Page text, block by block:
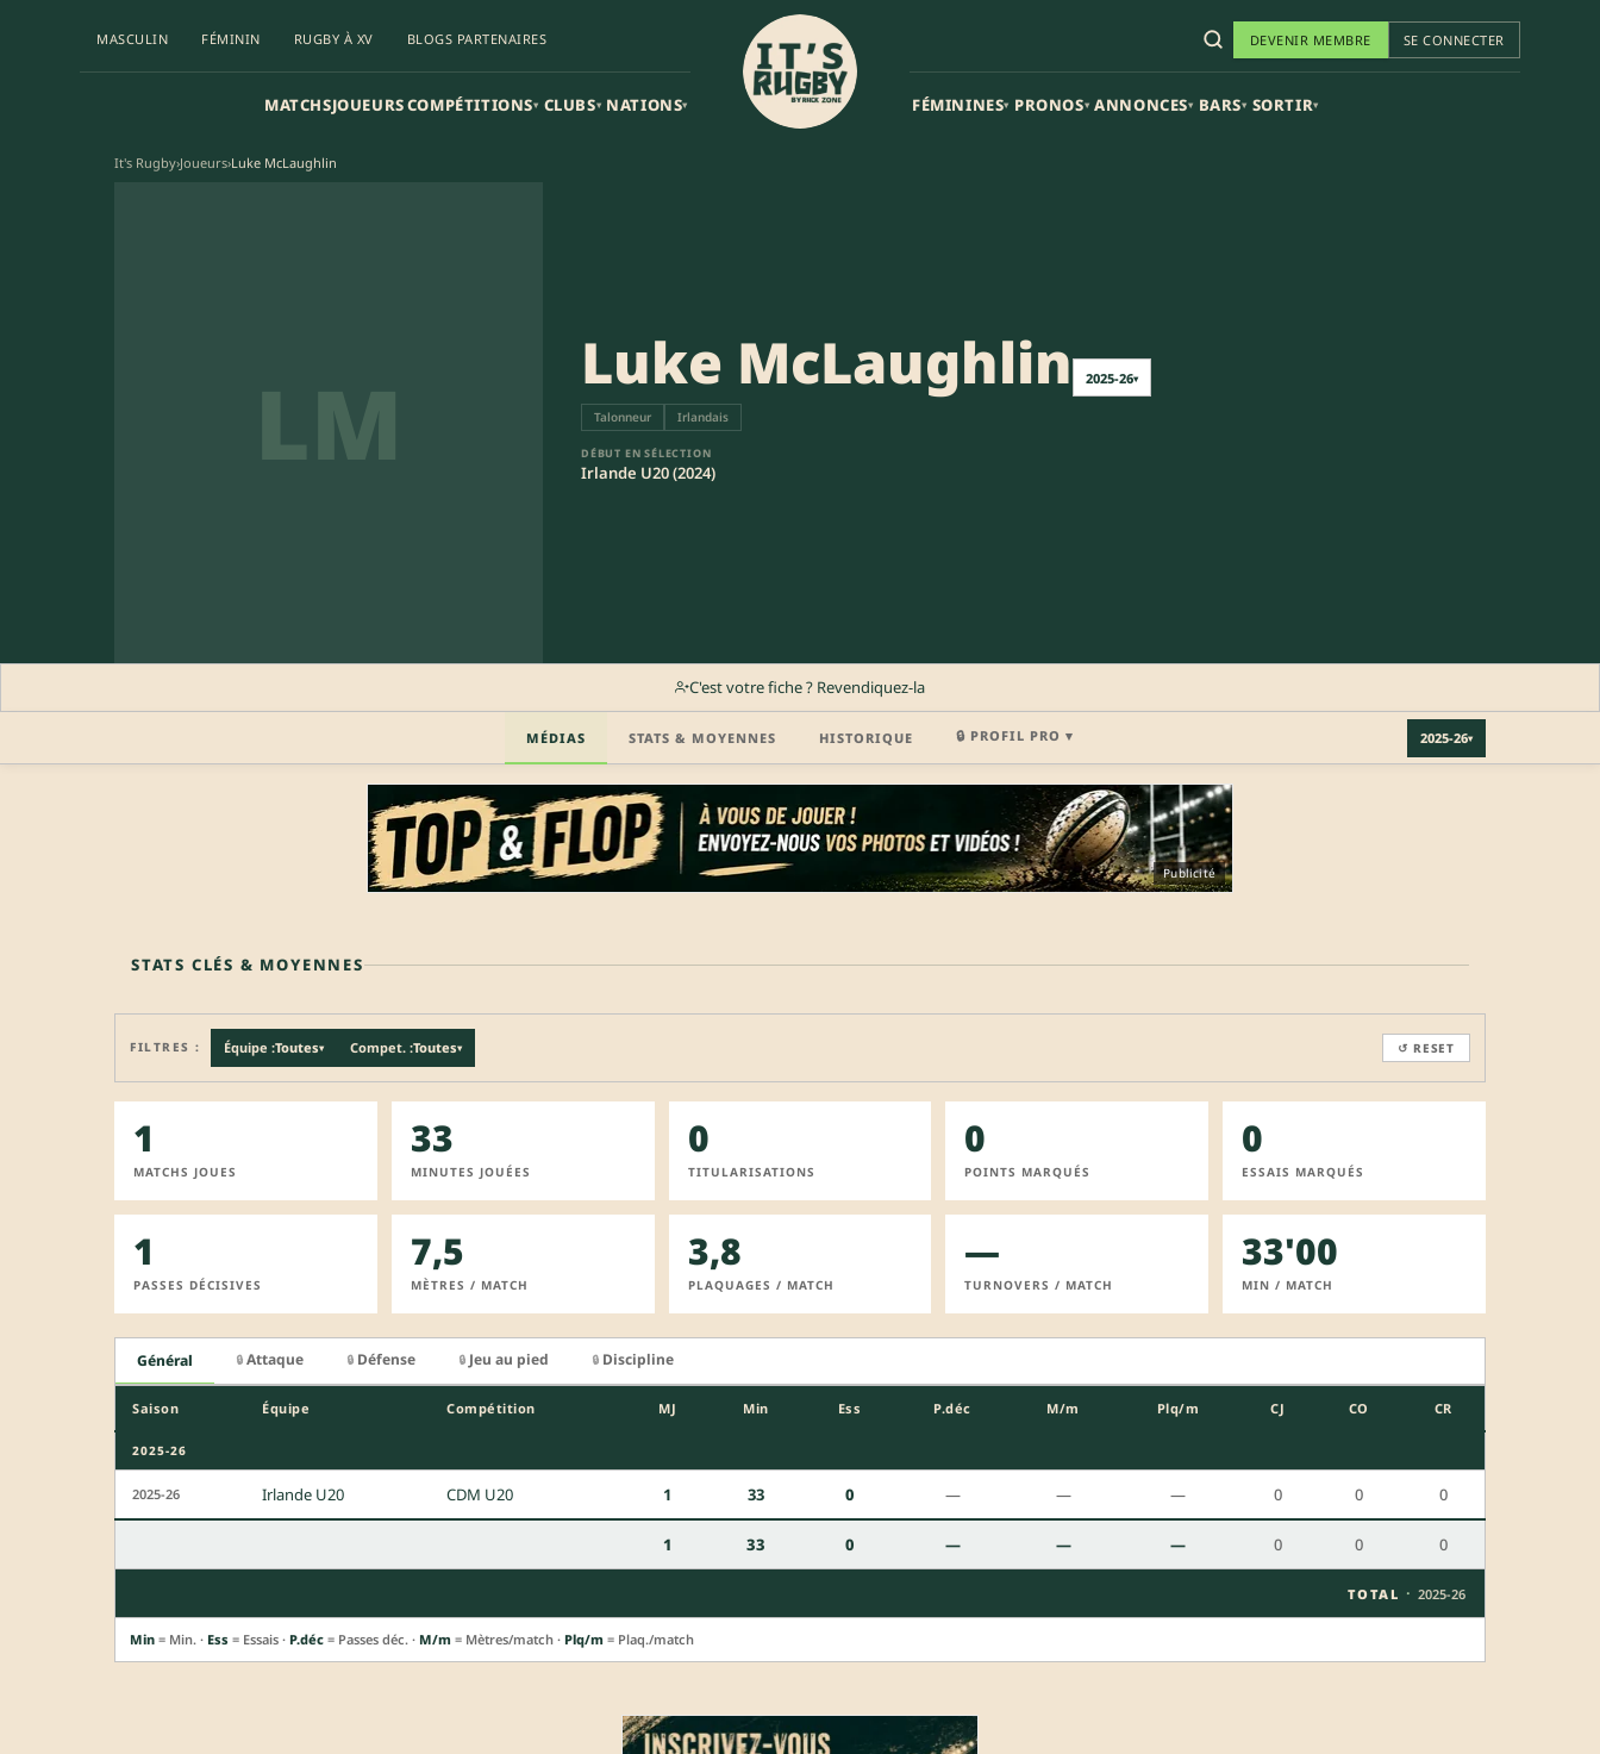
MASCULIN FÉMININ RUGBY À XV BLOGS PARTENAIRES
MATCHSJOUEURSCOMPÉTITIONS▾ CLUBS▾ NATIONS▾
DEVENIR MEMBRE SE CONNECTER
FÉMININES▾ PRONOS▾ ANNONCES▾ BARS▾ SORTIR▾
It's Rugby›Joueurs›Luke McLaughlin
LM Luke McLaughlin 2025-26▾
Talonneur Irlandais
DÉBUT EN SÉLECTION
Irlande U20 (2024)
C'est votre fiche ? Revendiquez-la
MÉDIAS STATS & MOYENNES HISTORIQUE 🔒 PROFIL PRO ▾ 2025-26▾
Profil pro · Réservé aux clubs REJOINDRE LA COMMUNAUTÉ
Publicité
STATS CLÉS & MOYENNES
FILTRES : Équipe :Toutes▾ Compet. :Toutes▾ ↺ RESET
1
MATCHS JOUES
33
MINUTES JOUÉES
0
TITULARISATIONS
0
POINTS MARQUÉS
0
ESSAIS MARQUÉS
1
PASSES DÉCISIVES
7,5
MÈTRES / MATCH
3,8
PLAQUAGES / MATCH
—
TURNOVERS / MATCH
33'00
MIN / MATCH
Général 🔒 Attaque 🔒 Défense 🔒 Jeu au pied 🔒 Discipline
Saison Équipe Compétition MJ Min Ess P.déc M/m Plq/m CJ CO CR
2025-26
2025-26 Irlande U20 CDM U20 1 33 0 — — — 0 0 0
1 33 0 — — — 0 0 0
TOTAL · 2025-26
Min = Min. · Ess = Essais · P.déc = Passes déc. · M/m = Mètres/match · Plq/m = Plaq./match